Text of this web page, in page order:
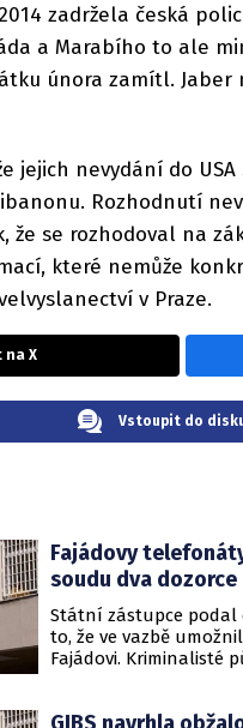
zadržela česká
a Marabího to ale
února zamítl. Jaber
jejich nevydání do
Rozhodnutí
že se rozhodoval na
které nemůže
v Praze.
na X
Vstoupit do
Fajádovy
soudu dva dozorce
Státní zástupce podal
to, že ve vazbě
Fajádovi. Kriminalisté
zastupitelství v Praze